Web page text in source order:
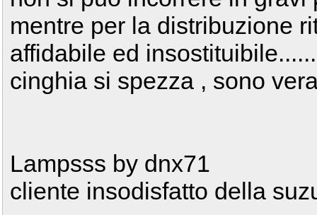
mentre per la distribuzione
affidabile ed
cinghia si spezza , sono
Lampsss by dnx71
cliente insodisfatto della